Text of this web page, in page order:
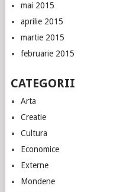
mai 2015
aprilie 2015
martie 2015
februarie 2015
CATEGORII
Arta
Creatie
Cultura
Economice
Externe
Mondene